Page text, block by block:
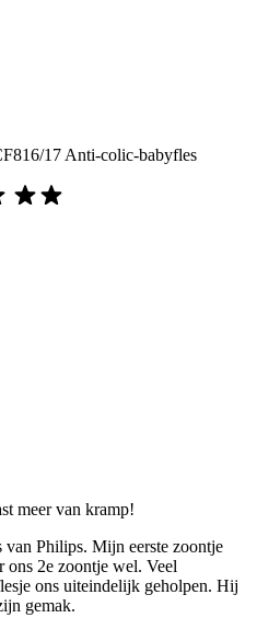
17 Anti-colic-babyfles
meer van kramp!
Philips. Mijn eerste zoontje
ons 2e zoontje wel. Veel
ons uiteindelijk geholpen. Hij
gemak.